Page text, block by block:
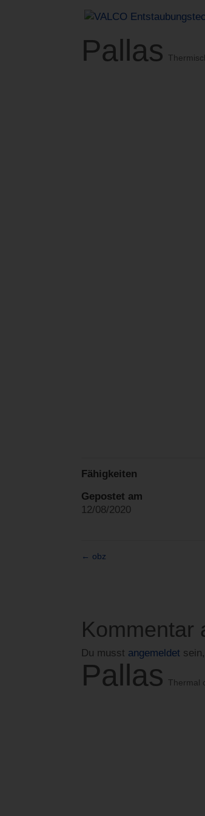
Pallas
Fähigkeiten
Gepostet am
12/08/2020
← obz
Kommentar
Du musst angemeldet
Pallas Thermal